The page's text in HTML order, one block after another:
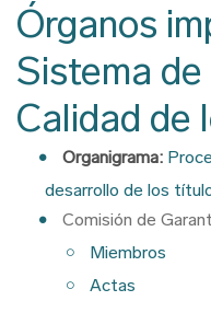
Órganos
Sistema
Calidad de
Organigrama:
desarrollo de los
Comisión de
Miembros
Actas